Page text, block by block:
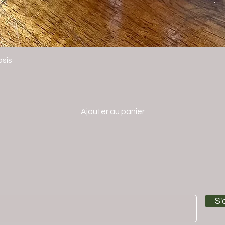
Ajouter au panier